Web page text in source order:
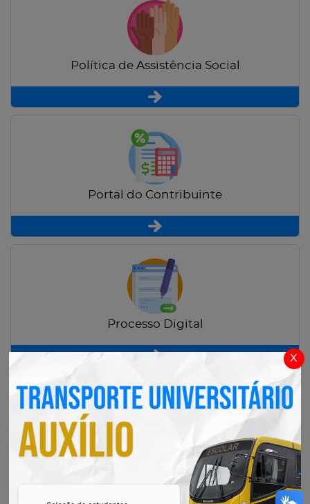
x
Política de Assistência Social
Portal do Contribuinte
Processo Digital
Radar Transparência Pública